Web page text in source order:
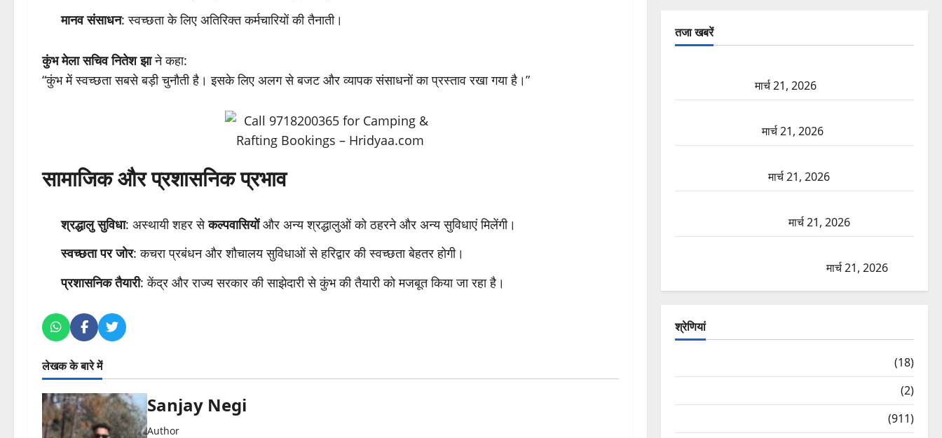
मानव संसाधन: स्वच्छता के लिए अतिरिक्त कर्मचारियों की तैनाती।
कुंभ मेला सचिव नितेश झाने कहा:
“कुंभ में स्वच्छता सबसे बड़ी चुनौती है। इसके लिए अलग से बजट और व्यापक संसाधनों का प्रस्ताव रखा गया है।”
सामाजिक और प्रशासनिक प्रभाव
श्रद्धालु सुविधा: अस्थायी शहर सेकल्पवासियोंऔर अन्य श्रद्धालुओं को ठहरने और अन्य सुविधाएं मिलेंगी।
स्वच्छता पर जोर: कचरा प्रबंधन और शौचालय सुविधाओं से हरिद्वार की स्वच्छता बेहतर होगी।
प्रशासनिक तैयारी: केंद्र और राज्य सरकार की साझेदारी से कुंभ की तैयारी को मजबूत किया जा रहा है।
लेखक के बारे में
Sanjay Negi
Author
तजा खबरें
मार्च 21, 2026
मार्च 21, 2026
मार्च 21, 2026
मार्च 21, 2026
मार्च 21, 2026
श्रेणियां
(18)
(2)
(911)